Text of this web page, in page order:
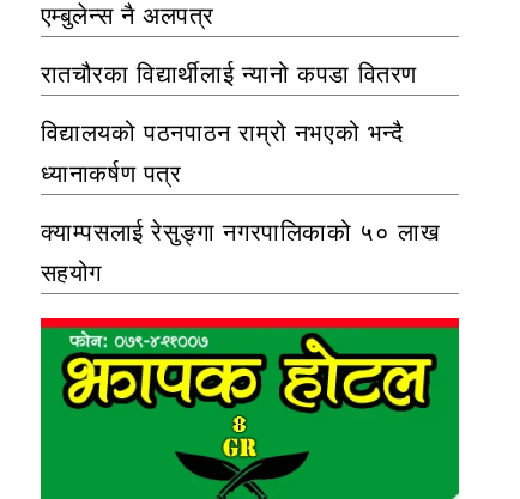
एम्बुलेन्स नै अलपत्र
रातचौरका विद्यार्थीलाई न्यानो कपडा वितरण
विद्यालयको पठनपाठन राम्रो नभएको भन्दै
ध्यानाकर्षण पत्र
क्याम्पसलाई रेसुङ्गा नगरपालिकाको ५० लाख
सहयोग